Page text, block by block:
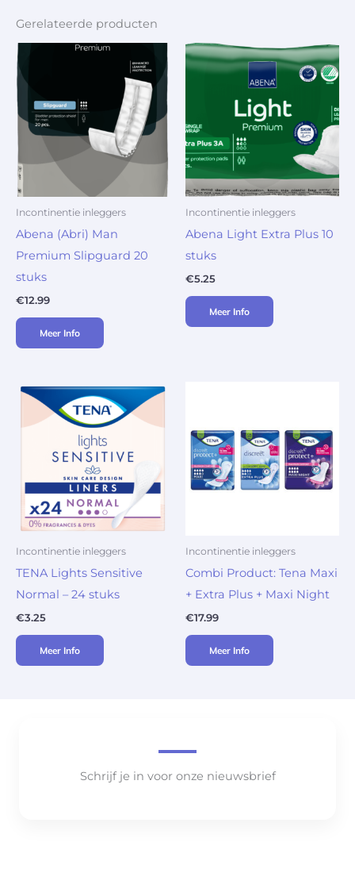
Gerelateerde producten
Incontinentie inleggers
Abena (Abri) Man
Premium Slipguard 20
stuks
€12.99
Meer Info
Incontinentie inleggers
Abena Light Extra Plus 10
stuks
€5.25
Meer Info
Incontinentie inleggers
TENA Lights Sensitive
Normal – 24 stuks
€3.25
Meer Info
Incontinentie inleggers
Combi Product: Tena Maxi
+ Extra Plus + Maxi Night
€17.99
Meer Info
Schrijf je in voor onze nieuwsbrief